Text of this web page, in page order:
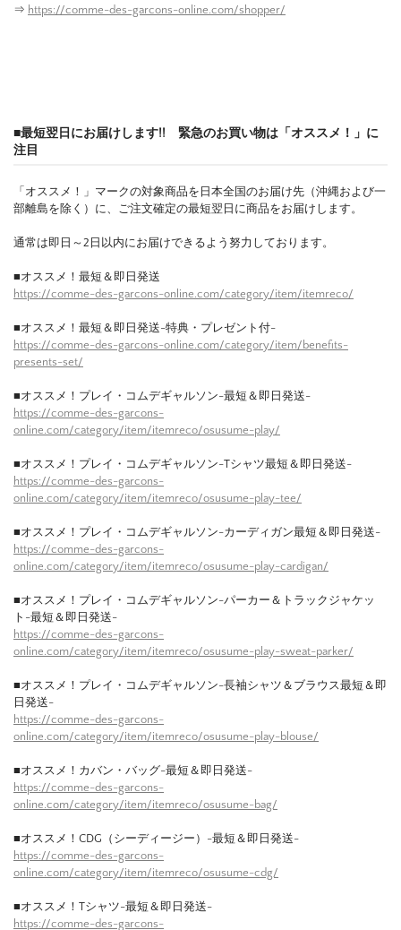
⇒ https://comme-des-garcons-online.com/shopper/
■最短翌日にお届けします!! 緊急のお買い物は「オススメ！」に
注目
「オススメ！」マークの対象商品を日本全国のお届け先（沖縄および一
部離島を除く）に、ご注文確定の最短翌日に商品をお届けします。
通常は即日～2日以内にお届けできるよう努力しております。
■オススメ！最短＆即日発送
https://comme-des-garcons-online.com/category/item/itemreco/
■オススメ！最短＆即日発送-特典・プレゼント付-
https://comme-des-garcons-online.com/category/item/benefits-
presents-set/
■オススメ！プレイ・コムデギャルソン-最短＆即日発送-
https://comme-des-garcons-
online.com/category/item/itemreco/osusume-play/
■オススメ！プレイ・コムデギャルソン-Tシャツ最短＆即日発送-
https://comme-des-garcons-
online.com/category/item/itemreco/osusume-play-tee/
■オススメ！プレイ・コムデギャルソン-カーディガン最短＆即日発送-
https://comme-des-garcons-
online.com/category/item/itemreco/osusume-play-cardigan/
■オススメ！プレイ・コムデギャルソン-パーカー＆トラックジャケッ
ト-最短＆即日発送-
https://comme-des-garcons-
online.com/category/item/itemreco/osusume-play-sweat-parker/
■オススメ！プレイ・コムデギャルソン-長袖シャツ＆ブラウス最短＆即
日発送-
https://comme-des-garcons-
online.com/category/item/itemreco/osusume-play-blouse/
■オススメ！カバン・バッグ-最短＆即日発送-
https://comme-des-garcons-
online.com/category/item/itemreco/osusume-bag/
■オススメ！CDG（シーディージー）-最短＆即日発送-
https://comme-des-garcons-
online.com/category/item/itemreco/osusume-cdg/
■オススメ！Tシャツ-最短＆即日発送-
https://comme-des-garcons-